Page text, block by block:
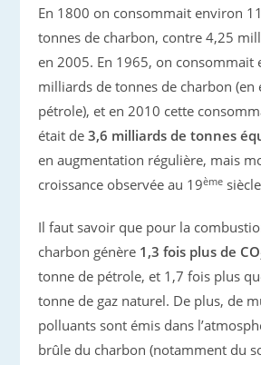
En 1800 on consommait environ
tonnes de charbon, contre 4,25
en 2005. En 1965, on consommait
milliards de tonnes de charbon (en
pétrole), et en 2010 cette
était de3,6 milliards de tonnes
en augmentation régulière, mais
croissance observée au 19ème
Il faut savoir que pour la
charbon génère 1,3 fois plus de CO
tonne de pétrole, et 1,7 fois plus
tonne de gaz naturel. De plus, de
polluants sont émis dans
brûle du charbon (notamment du